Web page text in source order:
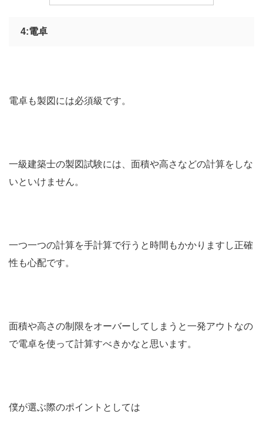
4:電卓
電卓も製図には必須級です。
一級建築士の製図試験には、面積や高さなどの計算をしな
いといけません。
一つ一つの計算を手計算で行うと時間もかかりますし正確
性も心配です。
面積や高さの制限をオーバーしてしまうと一発アウトなの
で電卓を使って計算すべきかなと思います。
僕が選ぶ際のポイントとしては